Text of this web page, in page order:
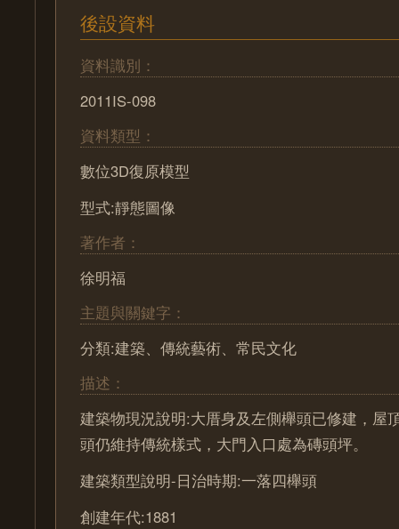
後設資料
資料識別：
2011IS-098
資料類型：
數位3D復原模型
型式:靜態圖像
著作者：
徐明福
主題與關鍵字：
分類:建築、傳統藝術、常民文化
描述：
建築物現況說明:大厝身及左側櫸頭已修建，屋
頭仍維持傳統樣式，大門入口處為磚頭坪。
建築類型說明-日治時期:一落四櫸頭
創建年代:1881